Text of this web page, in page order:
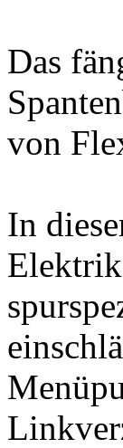
Das
von
In